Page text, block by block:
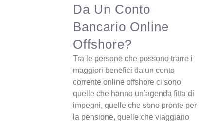
Da Un Conto
Bancario Online
Offshore?
Tra le persone che possono trarre i
maggiori benefici da un conto
corrente online offshore ci sono
quelle che hanno un’agenda fitta di
impegni, quelle che sono pronte per
la pensione, quelle che viaggiano